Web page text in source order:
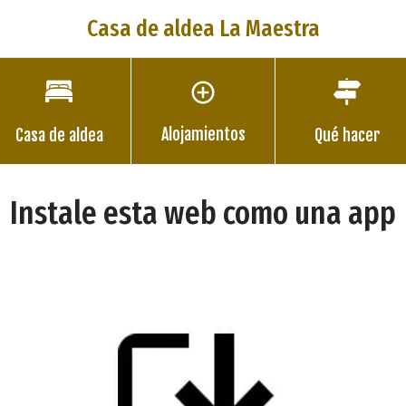
Casa de aldea La Maestra
Casa de aldea Alojamientos Qué hacer
Instale esta web como una app